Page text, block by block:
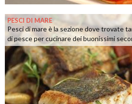
PESCI DI MARE
Pesci di mare è la sezione dove trovate
di pesce per cucinare dei buonissimi